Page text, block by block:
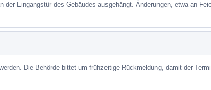
Eingangstür des Gebäudes ausgehängt. Änderungen, etwa an
Die Behörde bittet um frühzeitige Rückmeldung, damit der